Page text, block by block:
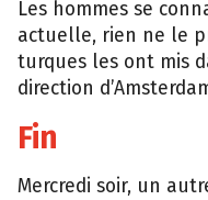
Les hommes se
actuelle, rien ne le
turques les ont mis
direction
Fin
Mercredi soir, un